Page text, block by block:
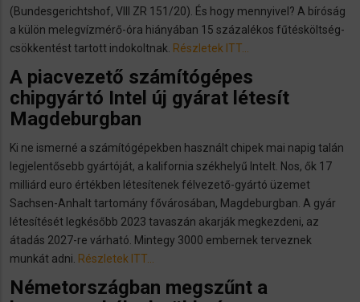
(Bundesgerichtshof, VIII ZR 151/20). És hogy mennyivel? A bíróság
a külön melegvízmérő-óra hiányában 15 százalékos fűtésköltség-
csökkentést tartott indokoltnak. Részletek ITT…
A piacvezető számítógépes
chipgyártó Intel új gyárat létesít
Magdeburgban
Ki ne ismerné a számítógépekben használt chipek mai napig talán
legjelentősebb gyártóját, a kalifornia székhelyű Intelt. Nos, ők 17
milliárd euro értékben létesítenek félvezető-gyártó üzemet
Sachsen-Anhalt tartomány fővárosában, Magdeburgban. A gyár
létesítését legkésőbb 2023 tavaszán akarják megkezdeni, az
átadás 2027-re várható. Mintegy 3000 embernek terveznek
munkát adni. Részletek ITT…
Németországban megszűnt a